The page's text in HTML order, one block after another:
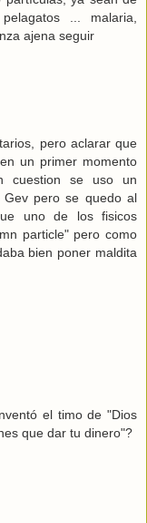
... malaria,
ajena seguir
pero aclarar que
un primer momento
cuestion se uso un
pero se quedo al
uno de los fisicos
particle" pero como
bien poner maldita
el timo de "Dios
que dar tu dinero"?